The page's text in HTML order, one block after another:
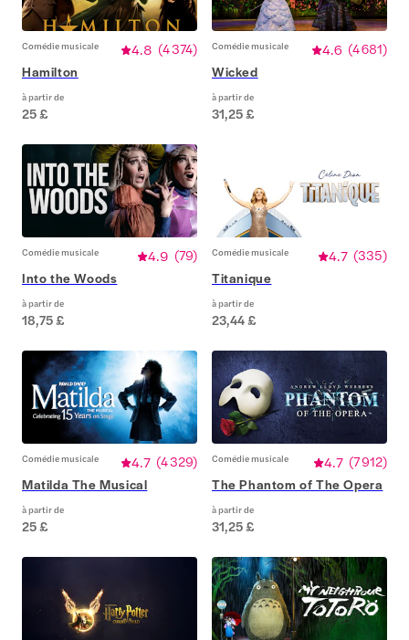
Comédie musicale 4.8 (4 374)
Hamilton
à partir de
25 £
Comédie musicale 4.6 (4 681)
Wicked
à partir de
31,25 £
Comédie musicale 4.9 (79)
Into the Woods
à partir de
18,75 £
Comédie musicale 4.7 (335)
Titanique
à partir de
23,44 £
Comédie musicale 4.7 (4 329)
Matilda The Musical
à partir de
25 £
Comédie musicale 4.7 (7 912)
The Phantom of The Opera
à partir de
31,25 £